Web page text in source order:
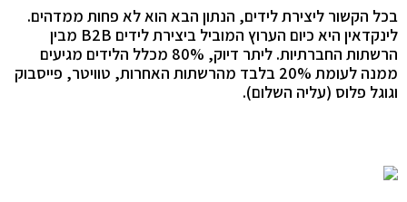
בכל הקשור ליצירת לידים, הנתון הבא הוא לא פחות ממדהים.
לינקדאין היא כיום הערוץ המוביל ביצירת לידים B2B מבין
הרשתות החברתיות. ליתר דיוק, 80% מכלל הלידים מגיעים
ממנה לעומת 20% בלבד מהרשתות האחרות, טוויטר, פייסבוק
וגוגל פלוס (עליה השלום).